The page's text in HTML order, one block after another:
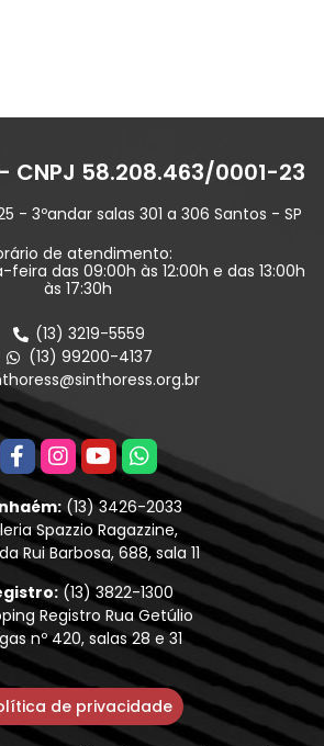
- CNPJ 58.208.463/0001-23
- 3ºandar salas 301 a 306 Santos - SP
de atendimento:
das 09:00h às 12:00h e das 13:00h
às 17:30h
(13) 3219-5559
(13) 99200-4137
(13) 3426-2033
Spazzio Ragazzine,
Rui Barbosa, 688, sala 11
(13) 3822-1300
Registro Rua Getúlio
nº 420, salas 28 e 31
de privacidade